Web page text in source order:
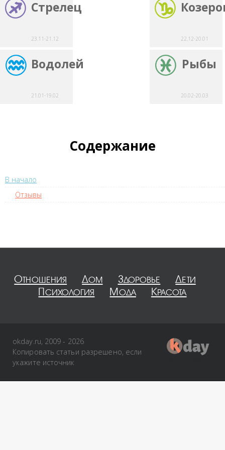
Стрелец
23.11-21.12 22.12-20.01
Водолей
21.01-19.02
Рыбы
20.02-20.03
Содержание
В начало
Отзывы
Отношения Дом Здоровье
Дети
Психология
Мода Красота
okday.ru, 2009 - 2026
Копировать статьи разрешено, если
укажите источник